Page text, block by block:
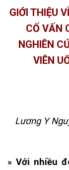
GIỚI THIỆU
CỐ VẤN
NGHIÊN
VIÊN
Lương Y
» Với nhiều